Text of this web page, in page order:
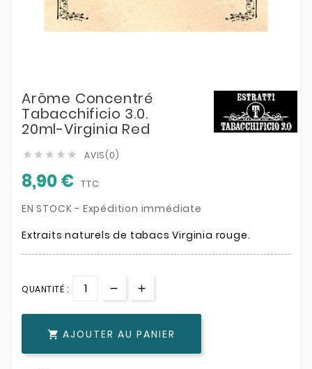
Arôme Concentré
Tabacchificio 3.0.
20ml-Virginia Red
     AVIS(0)
8,90 € TTC
EN STOCK - Expédition immédiate
Extraits naturels de tabacs Virginia rouge.
QUANTITÉ :
 AJOUTER AU PANIER